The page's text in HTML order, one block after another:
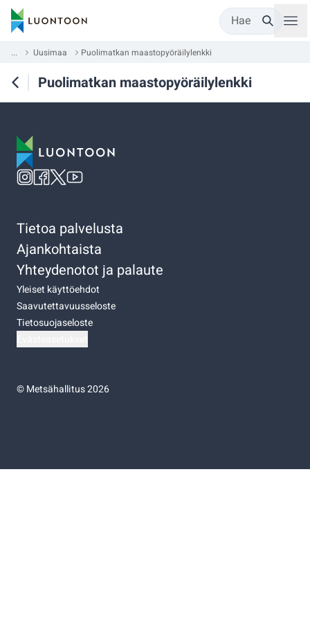
Hae
... Uusimaa Puolimatkan maastopyöräilylenkki
Puolimatkan maastopyöräilylenkki
Tietoa palvelusta
Ajankohtaista
Yhteydenotot ja palaute
Yleiset käyttöehdot
Saavutettavuusseloste
Tietosuojaseloste
©Metsähallitus 2026